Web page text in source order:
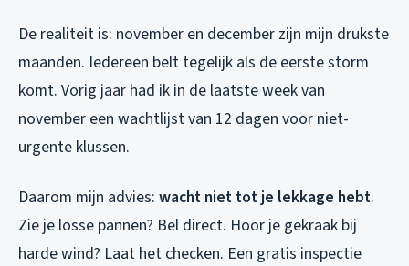
De realiteit is: november en december zijn mijn drukste
maanden. Iedereen belt tegelijk als de eerste storm
komt. Vorig jaar had ik in de laatste week van
november een wachtlijst van 12 dagen voor niet-
urgente klussen.
Daarom mijn advies: wacht niet tot je lekkage hebt.
Zie je losse pannen? Bel direct. Hoor je gekraak bij
harde wind? Laat het checken. Een gratis inspectie